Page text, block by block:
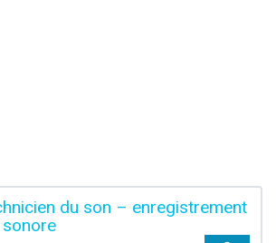
du son – enregistrement